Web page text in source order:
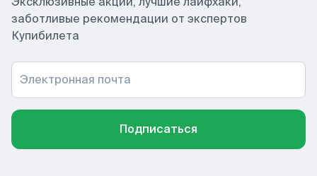
заботливые рекомендации от экспертов
Купибилета
Электронная почта
Подписаться